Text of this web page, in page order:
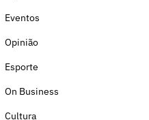
Eventos
Opinião
Esporte
On Business
Cultura